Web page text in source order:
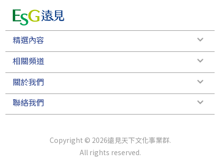
精選內容
相關頻道
關於我們
聯絡我們
Copyright © 2026遠見天下文化事業群.
All rights reserved.